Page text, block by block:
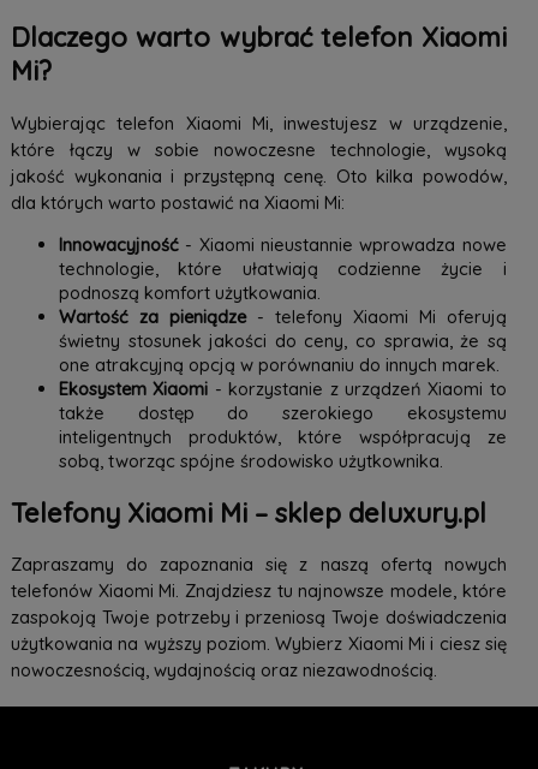
Dlaczego warto wybrać telefon Xiaomi
Mi?
Wybierając telefon Xiaomi Mi, inwestujesz w urządzenie,
które łączy w sobie nowoczesne technologie, wysoką
jakość wykonania i przystępną cenę. Oto kilka powodów,
dla których warto postawić na Xiaomi Mi:
Innowacyjność- Xiaomi nieustannie wprowadza nowe
technologie, które ułatwiają codzienne życie i
podnoszą komfort użytkowania.
Wartość za pieniądze- telefony Xiaomi Mi oferują
świetny stosunek jakości do ceny, co sprawia, że są
one atrakcyjną opcją w porównaniu do innych marek.
Ekosystem Xiaomi - korzystanie z urządzeń Xiaomi to
także dostęp do szerokiego ekosystemu
inteligentnych produktów, które współpracują ze
sobą, tworząc spójne środowisko użytkownika.
Telefony Xiaomi Mi – sklep deluxury.pl
Zapraszamy do zapoznania się z naszą ofertą nowych
telefonów Xiaomi Mi. Znajdziesz tu najnowsze modele, które
zaspokoją Twoje potrzeby i przeniosą Twoje doświadczenia
użytkowania na wyższy poziom. Wybierz Xiaomi Mi i ciesz się
nowoczesnością, wydajnością oraz niezawodnością.